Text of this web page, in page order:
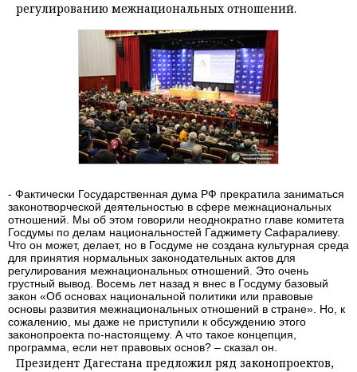
регулированию межнациональных отношений.
- Фактически Государственная дума РФ прекратила заниматься
законотворческой деятельностью в сфере межнациональных
отношений. Мы об этом говорили неоднократно главе комитета
Госдумы по делам национальностей Гаджимету Сафаралиеву.
Что он может, делает, но в Госдуме не создана культурная среда
для принятия нормальных законодательных актов для
регулирования межнациональных отношений. Это очень
грустный вывод. Восемь лет назад я внес в Госдуму базовый
закон «Об основах национальной политики или правовые
основы развития межнациональных отношений в стране». Но, к
сожалению, мы даже не приступили к обсуждению этого
законопроекта по-настоящему. А что такое концепция,
программа, если нет правовых основ? – сказал он.
Президент Дагестана предложил ряд законопроектов,